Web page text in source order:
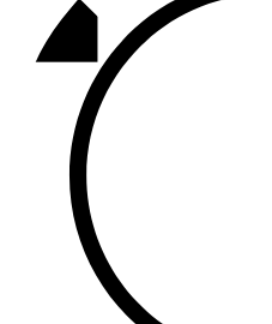
Базарлы матак
107,1 FM
Балык бистәсе
104,9 FM
Баулы
107,5 FM